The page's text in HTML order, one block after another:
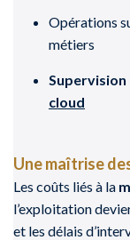
Opérations
métiers
cloud
Une maîtrise
Les coûts liés à la
l’exploitation
et les délais